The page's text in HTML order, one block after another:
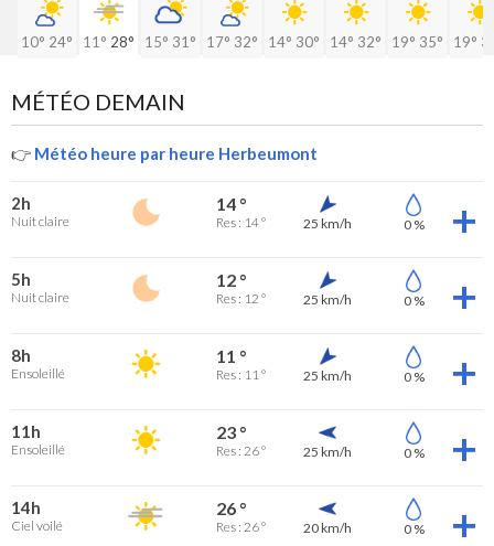
10° 24° 11° 28° 15° 31° 17° 32° 14° 30° 14° 32° 19° 35° 19°
MÉTÉO DEMAIN
👉 Météo heure par heure Herbeumont
2h
Nuit claire
14 °
Res : 14 ° 25 km/h 0 %
5h
Nuit claire
12 °
Res : 12 ° 25 km/h 0 %
8h
Ensoleillé
11 °
Res : 11 ° 25 km/h 0 %
11h
Ensoleillé
23 °
Res : 26 ° 25 km/h 0 %
14h
Ciel voilé
26 °
Res : 26 ° 20 km/h 0 %